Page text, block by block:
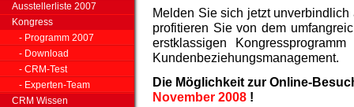
Ausstellerliste 2007
Kongress
- Programm 2007
- Download
- CRM-Test
- Experten-Team
CRM Wissen
Melden Sie sich jetzt
profitieren Sie von dem
erstklassigen
Kundenbeziehungsmanagement.
Die Möglichkeit zur Online-
November 2008 !